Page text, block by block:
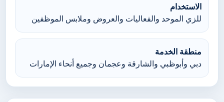
الاستخدام
للزي الموحد والفعاليات والعروض وملابس الموظفين
منطقة الخدمة
دبي وأبوظبي والشارقة وعجمان وجميع أنحاء الإمارات